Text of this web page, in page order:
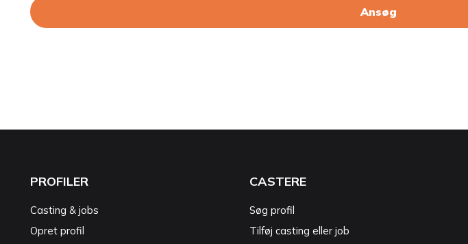
Ansøg
PROFILER
Casting & jobs
Opret profil
CASTERE
Søg profil
Tilføj casting eller job